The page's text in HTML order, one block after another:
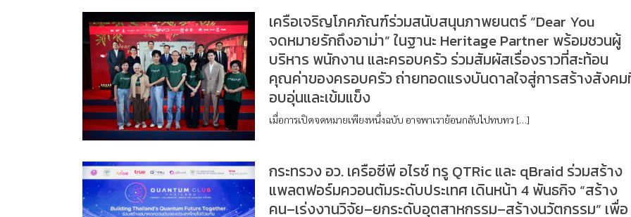
เครือเจริญโภคภัณฑ์ร่วมสนับสนุนภาพยนตร์ “Dear You
จดหมายรักถึงอาม่า” ในฐานะ Heritage Partner พร้อมชวนผู้
บริหาร พนักงาน และครอบครัว ร่วมสัมผัสเรื่องราวที่สะท้อน
คุณค่าของครอบครัว ถ่ายทอดแรงบันดาลใจสู่การสร้างสังค
อบอุ่นและเข้มแข็ง
เมื่อการเปิดจดหมายเพียงหนึ่งฉบับ อาจพาเราย้อนกลับไปทบทว […]
กระทรวง อว. เครือซีพี อไรซ์ ทรู QTRic และ qBraid ร่วมสร้าง
แพลตฟอร์มควอนตัมระดับประเทศ เดินหน้า 4 พันธกิจ “สร้าง
คน–เร่งงานวิจัย–ยกระดับอุตสาหกรรม–สร้างนวัตกรรม” เพื่อ